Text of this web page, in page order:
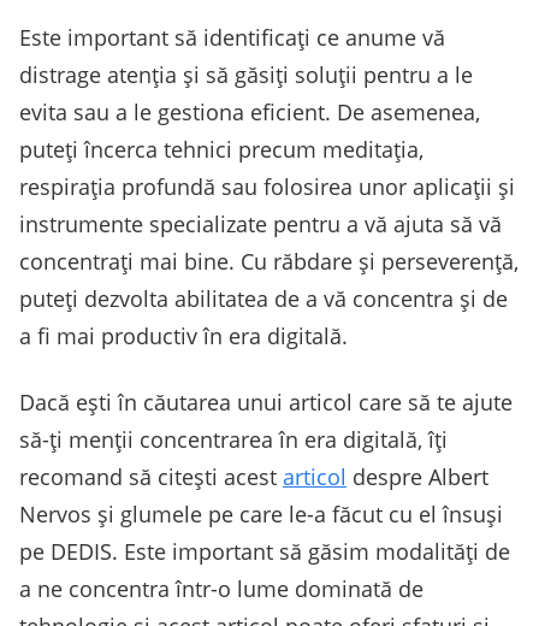
Este important să identificați ce anume vă
distrage atenția și să găsiți soluții pentru a le
evita sau a le gestiona eficient. De asemenea,
puteți încerca tehnici precum meditația,
respirația profundă sau folosirea unor aplicații și
instrumente specializate pentru a vă ajuta să vă
concentrați mai bine. Cu răbdare și perseverență,
puteți dezvolta abilitatea de a vă concentra și de
a fi mai productiv în era digitală.
Dacă ești în căutarea unui articol care să te ajute
să-ți menții concentrarea în era digitală, îți
recomand să citești acest articol despre Albert
Nervos și glumele pe care le-a făcut cu el însuși
pe DEDIS. Este important să găsim modalități de
a ne concentra într-o lume dominată de